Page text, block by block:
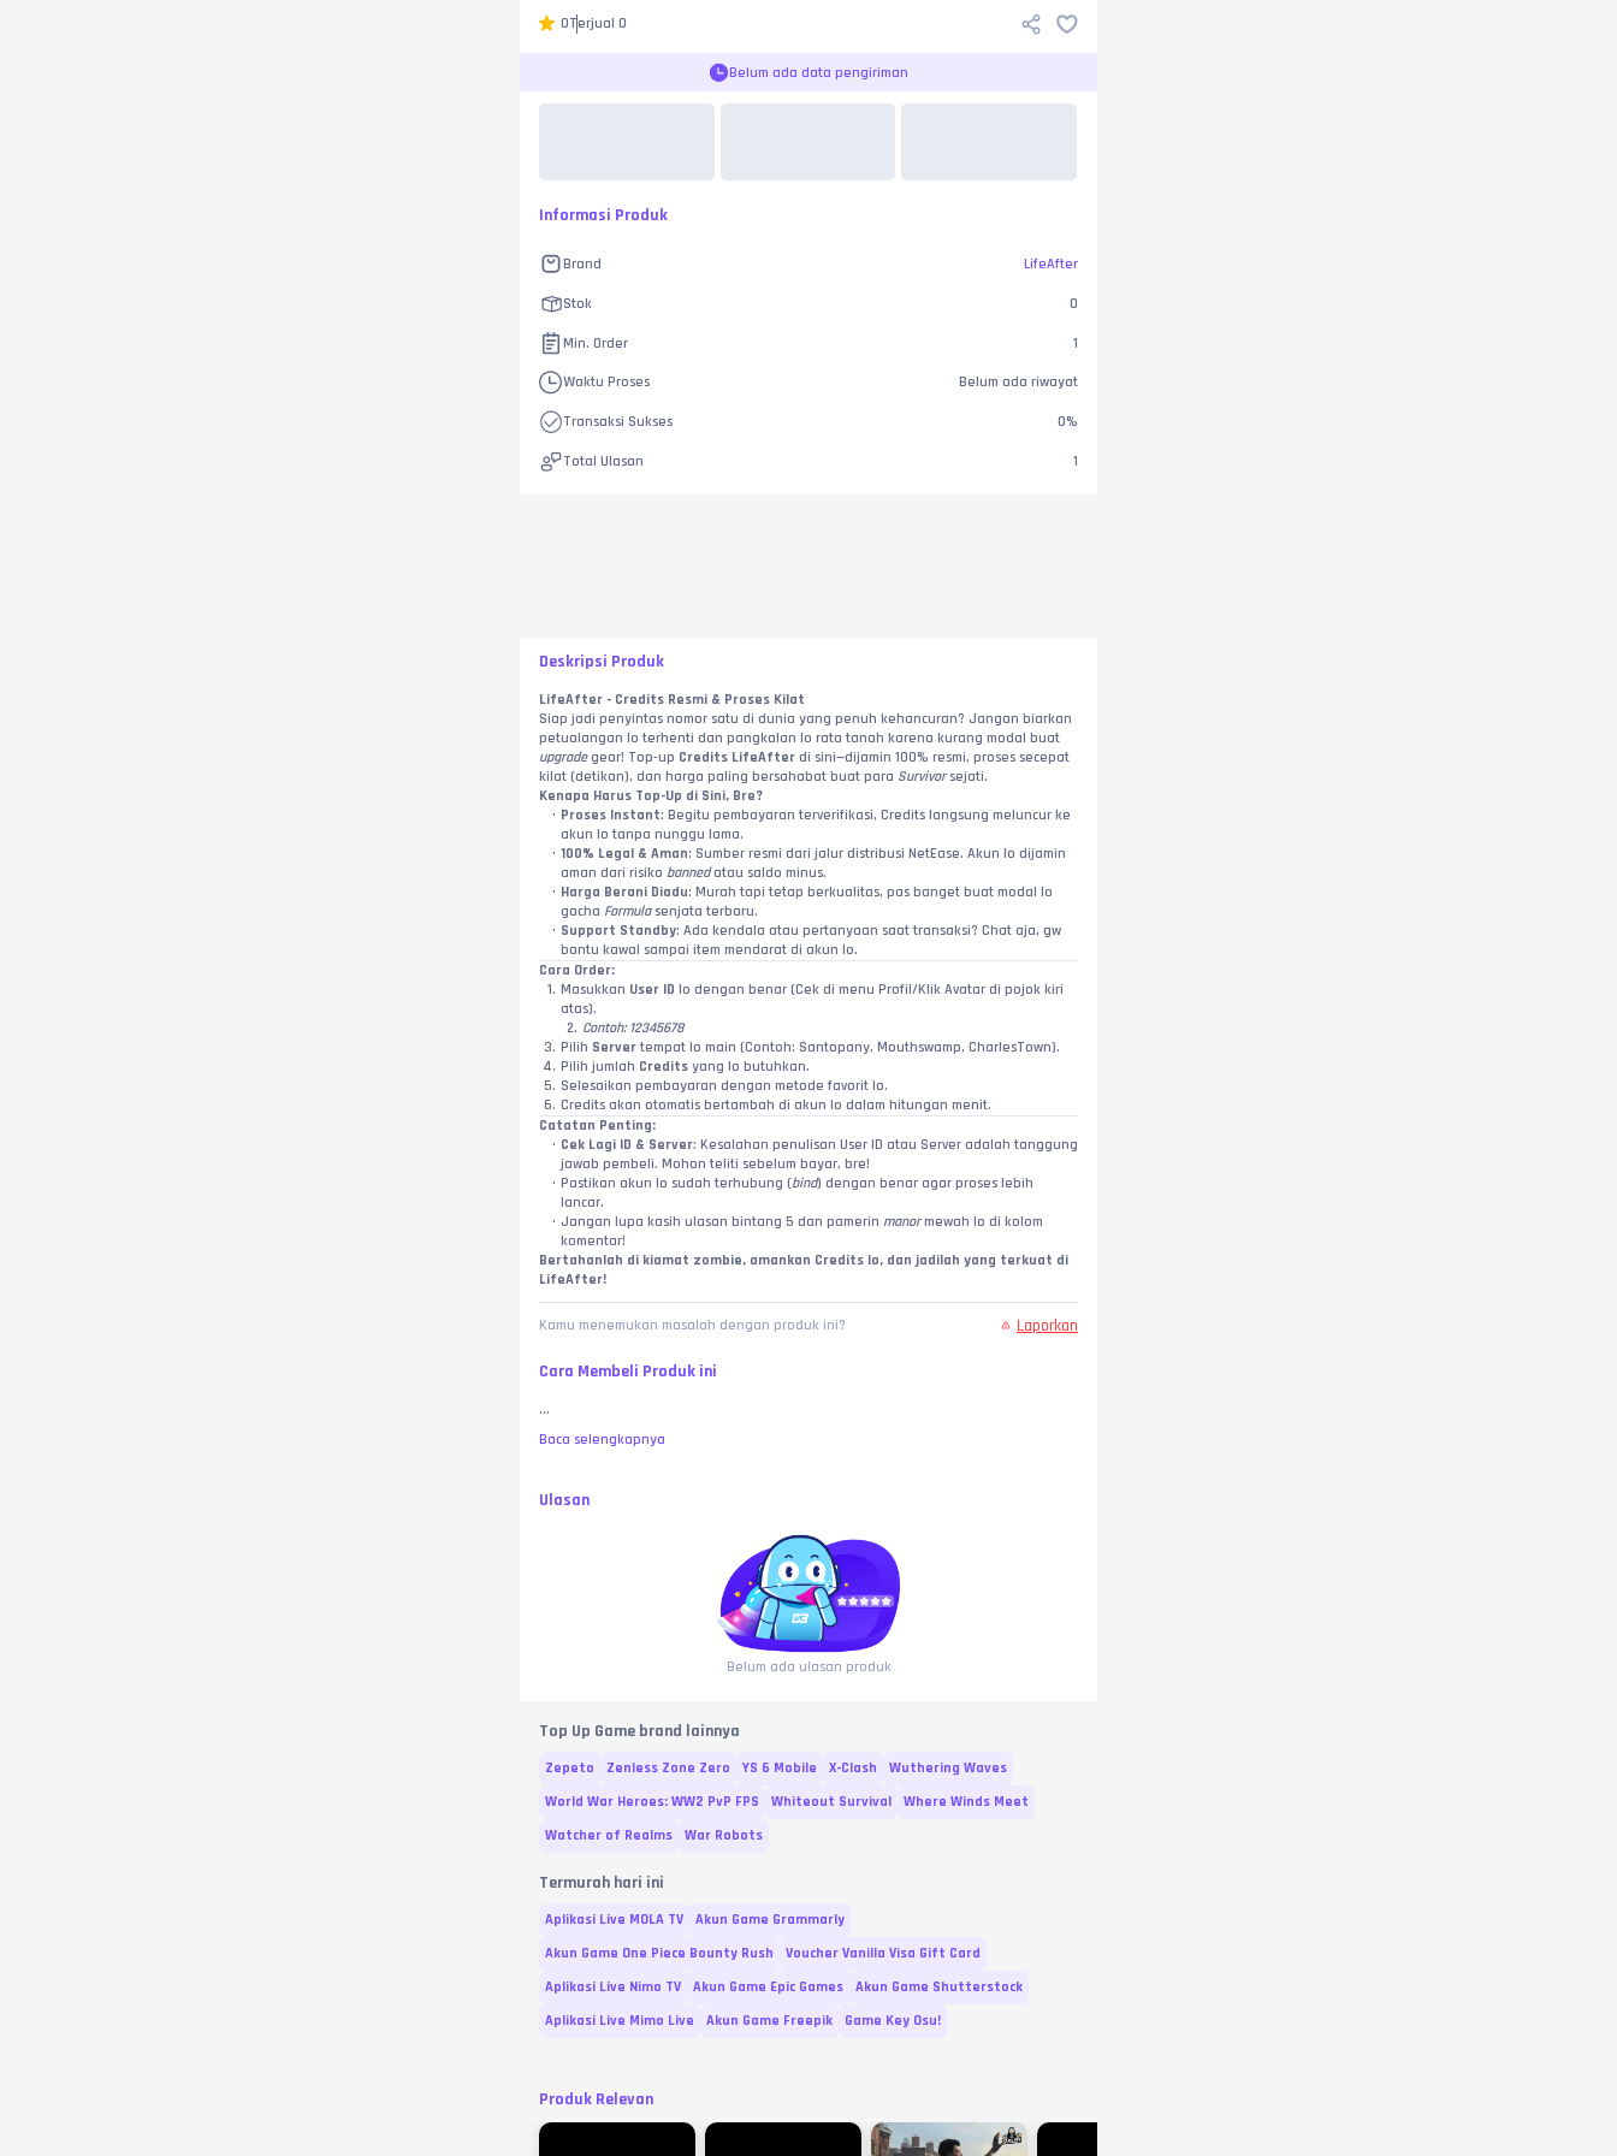
0Terjual 0
Belum ada data pengiriman
Informasi Produk
Brand LifeAfter
Stok 0
Min. Order 1
Waktu Proses Belum ada riwayat
Transaksi Sukses 0%
Total Ulasan 1
Deskripsi Produk
LifeAfter - Credits Resmi & Proses Kilat
Siap jadi penyintas nomor satu di dunia yang penuh kehancuran? Jangan biarkan
upgrade gear! Top-up Credits LifeAfter di sini—dijamin 100% resmi, proses secepat
kilat (detikan), dan harga paling bersahabat buat para Survivor sejati.
Kenapa Harus Top-Up di Sini, Bre?
Proses Instant: Begitu pembayaran terverifikasi, Credits langsung meluncur ke
akun lo tanpa nunggu lama.
100% Legal & Aman: Sumber resmi dari jalur distribusi NetEase. Akun lo dijamin
aman dari risiko banned atau saldo minus.
Harga Berani Diadu: Murah tapi tetap berkualitas, pas banget buat modal lo
gacha Formula senjata terbaru.
Support Standby: Ada kendala atau pertanyaan saat transaksi? Chat aja, gw
bantu kawal sampai item mendarat di akun lo.
Cara Order:
Masukkan User ID lo dengan benar (Cek di menu Profil/Klik Avatar di pojok kiri
atas).
Contoh: 12345678
Pilih Server tempat lo main (Contoh: Santopany, Mouthswamp, CharlesTown).
Pilih jumlah Credits yang lo butuhkan.
Selesaikan pembayaran dengan metode favorit lo.
Credits akan otomatis bertambah di akun lo dalam hitungan menit.
Catatan Penting:
Cek Lagi ID & Server: Kesalahan penulisan User ID atau Server adalah tanggung
jawab pembeli. Mohon teliti sebelum bayar, bre!
Pastikan akun lo sudah terhubung (bind) dengan benar agar proses lebih
lancar.
Jangan lupa kasih ulasan bintang 5 dan pamerin manor mewah lo di kolom
komentar!
Bertahanlah di kiamat zombie, amankan Credits lo, dan jadilah yang terkuat di
LifeAfter!
Kamu menemukan masalah dengan produk ini? Laporkan
Cara Membeli Produk ini
...
Baca selengkapnya
Ulasan
Belum ada ulasan produk
Top Up Game brand lainnya
Zepeto Zenless Zone Zero YS 6 Mobile X-Clash
Wuthering Waves
World War Heroes: WW2 PvP FPS
Whiteout Survival
Where Winds Meet
Watcher of Realms
War Robots
Termurah hari ini
Aplikasi Live MOLA TV
Akun Game Grammarly
Akun Game One Piece Bounty Rush
Voucher Vanilla Visa Gift Card
Aplikasi Live Nimo TV
Akun Game Epic Games
Akun Game Shutterstock
Aplikasi Live Mimo Live
Akun Game Freepik Game Key Osu!
Produk Relevan